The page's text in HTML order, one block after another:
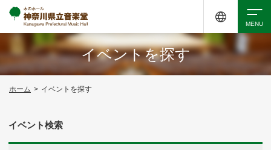
検索
イベントを探す
ホーム > イベントを探す
イベント検索